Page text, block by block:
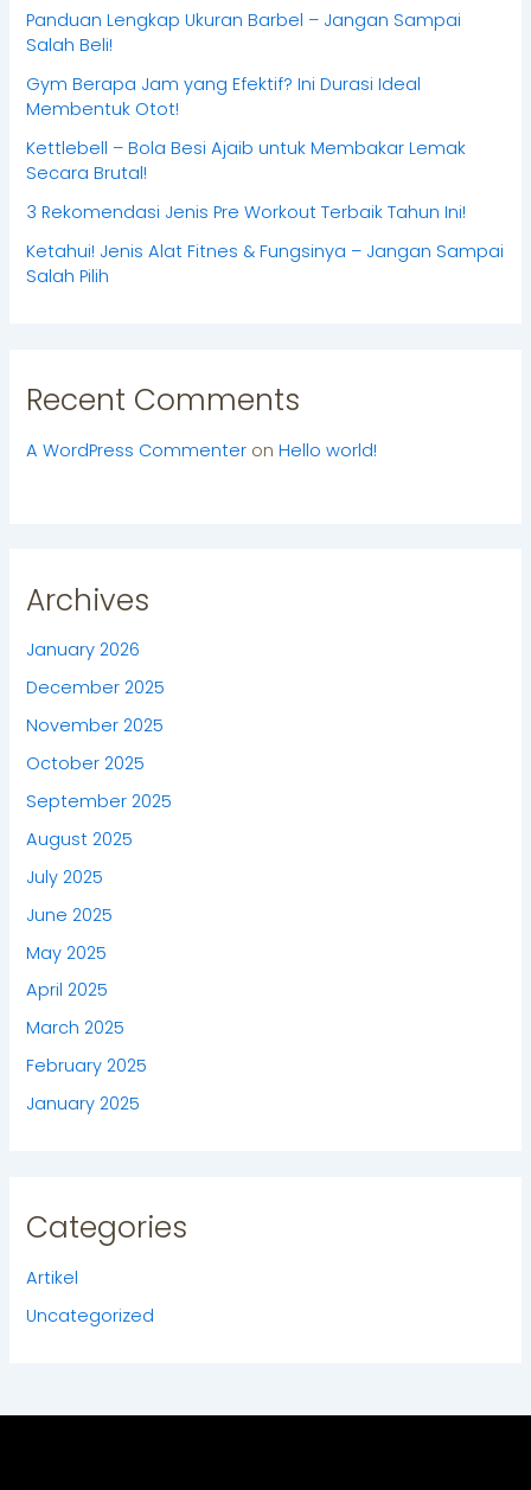
Panduan Lengkap Ukuran Barbel – Jangan Sampai
Salah Beli!
Gym Berapa Jam yang Efektif? Ini Durasi Ideal
Membentuk Otot!
Kettlebell – Bola Besi Ajaib untuk Membakar Lemak
Secara Brutal!
3 Rekomendasi Jenis Pre Workout Terbaik Tahun Ini!
Ketahui! Jenis Alat Fitnes & Fungsinya – Jangan Sampai
Salah Pilih
Recent Comments
A WordPress Commenter onHello world!
Archives
January 2026
December 2025
November 2025
October 2025
September 2025
August 2025
July 2025
June 2025
May 2025
April 2025
March 2025
February 2025
January 2025
Categories
Artikel
Uncategorized